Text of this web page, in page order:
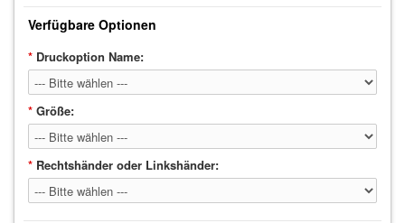
Degen (72)
Florett (90)
Säbel (33)
REPARATURMATERIALIEN
TASCHEN UND ROLLBAGS
BÜCHER
Verfügbare Optionen
* Druckoption Name:
* Größe:
* Rechtshänder oder Linkshänder: